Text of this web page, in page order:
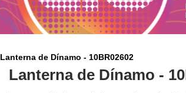
Lanterna de Dínamo - 10BR02602
Lanterna de Dínamo -